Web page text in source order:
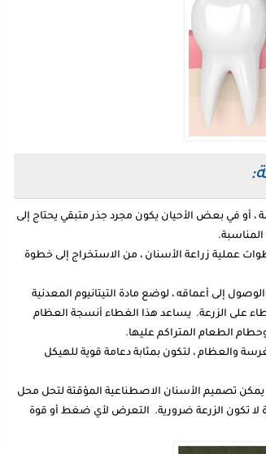
، أو في بعض الأحيان يكون مجرد جذر متبقي يحتاج إلى
عملية زراعة الأسنان ، من الاستخراج إلى خطوة
إلى أعماقه ، لوضع مادة التيتانيوم المعدنية
على الزرعة. يساعد هذا الغطاء أنسجة العظام
الطعام المتراكم عليها.
والعظام ، لتكون بمثابة دعامة قوية للهيكل
الفترة ، يمكن تصميم الأسنان الاصطناعية المؤقتة لتحل محل
لا تكون الزرعة ضرورية. التعرض لأي ضغط أو قوة